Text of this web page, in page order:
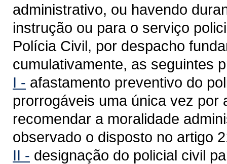
administrativo, ou havendo
instrução ou para o serviço
Polícia Civil, por despacho
cumulativamente, as seguintes
I - afastamento preventivo do
prorrogáveis uma única vez por
recomendar a moralidade
observado o disposto no artigo
II - designação do policial civil